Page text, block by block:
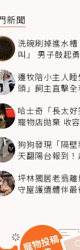
新聞
洗碗刷掉進水
叫」 男子鼓起
邊牧陪小主人
頭」飼主直擊
哈士奇「長太
寵物店拋棄 收
狗狗發現「隔
天翻陽台報到
坪林獨居老翁
守屋護遺體伴